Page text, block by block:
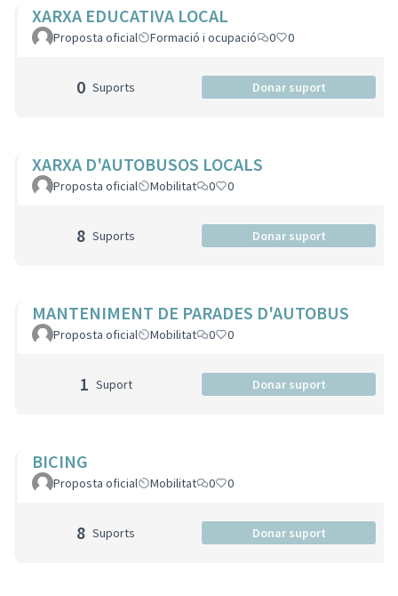
XARXA EDUCATIVA LOCAL
Proposta oficial Formació i ocupació 0 0
0 Suports Donar suport
XARXA D'AUTOBUSOS LOCALS
Proposta oficial Mobilitat 0 0
8 Suports Donar suport
MANTENIMENT DE PARADES D'AUTOBUS
Proposta oficial Mobilitat 0 0
1 Suport Donar suport
BICING
Proposta oficial Mobilitat 0 0
8 Suports Donar suport